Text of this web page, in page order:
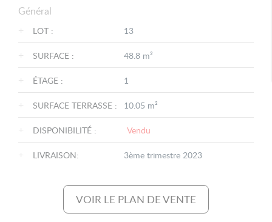
Général
+
LOT : 13
+ SURFACE : 48.8 m²
+ ÉTAGE : 1
+ SURFACE TERRASSE : 10.05 m²
+ DISPONIBILITÉ : Vendu
+ LIVRAISON: 3ème trimestre 2023
VOIR LE PLAN DE VENTE